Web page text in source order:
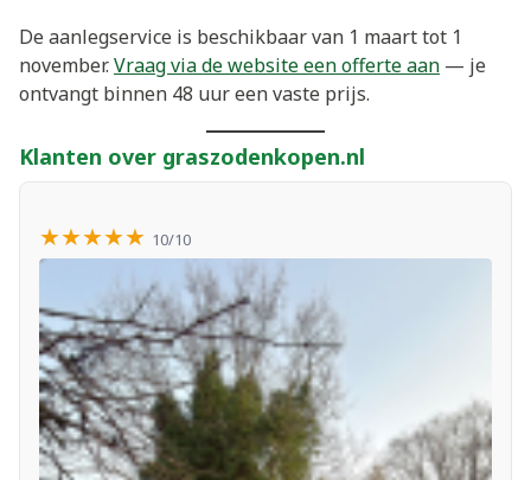
De aanlegservice is beschikbaar van 1 maart tot 1
november.Vraag via de website een offerte aan — je
ontvangt binnen 48 uur een vaste prijs.
Klanten over graszodenkopen.nl
★★★★★ 10/10